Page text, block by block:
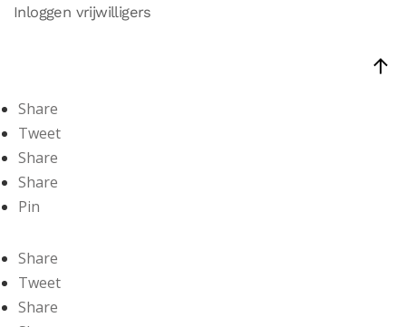
Inloggen vrijwilligers
Share
Tweet
Share
Share
Pin
Share
Tweet
Share